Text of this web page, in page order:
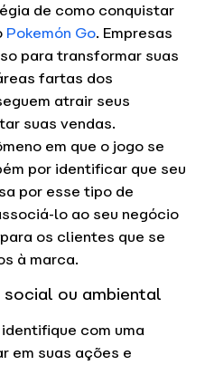
de como conquistar
Pokemón Go. Empresas
para transformar suas
fartas dos
atrair seus
suas vendas.
em que o jogo se
por identificar que seu
por esse tipo de
lo ao seu negócio
os clientes que se
à marca.
social ou ambiental
com uma
em suas ações e